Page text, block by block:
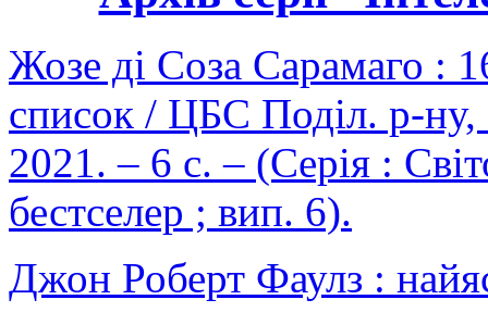
Жозе ді Соза Сарамаго :
список / ЦБС Поділ. р-ну,
2021. – 6 с. – (Серія :
бестселер ; вип. 6).
Джон Роберт Фаулз :